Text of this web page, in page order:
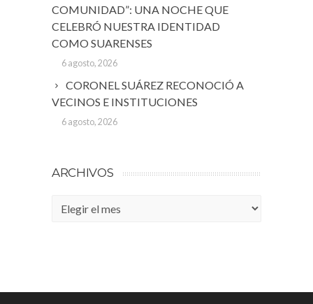
COMUNIDAD”: UNA NOCHE QUE
CELEBRÓ NUESTRA IDENTIDAD
COMO SUARENSES
6 agosto, 2026
CORONEL SUÁREZ RECONOCIÓ A
VECINOS E INSTITUCIONES
6 agosto, 2026
ARCHIVOS
Archivos